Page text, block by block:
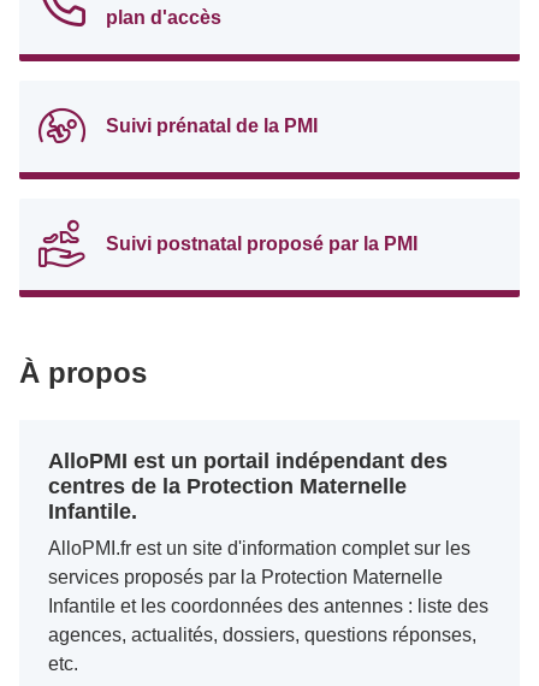
plan d'accès
Suivi prénatal de la PMI
Suivi postnatal proposé par la PMI
À propos
AlloPMI est un portail indépendant des
centres de la Protection Maternelle
Infantile.
AlloPMI.fr est un site d'information complet sur les
services proposés par la Protection Maternelle
Infantile et les coordonnées des antennes : liste des
agences, actualités, dossiers, questions réponses,
etc.